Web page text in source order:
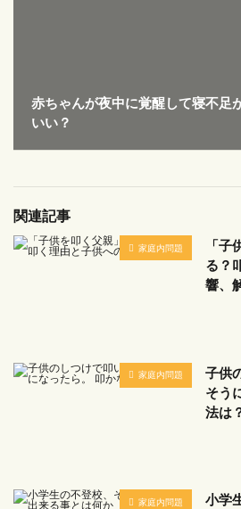
赤ちゃんが夜中に覚醒して寝不足
いい？
関連記事
家庭内問題
「
る？
響、
家庭内問題
子供
そう
法は
家庭内問題
小学